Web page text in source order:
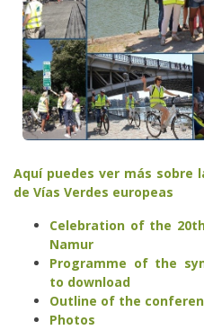
Aquí puedes ver más sobre
de Vías Verdes europeas
Celebration of the
Namur
Programme of the
to download
Outline of the
Photos